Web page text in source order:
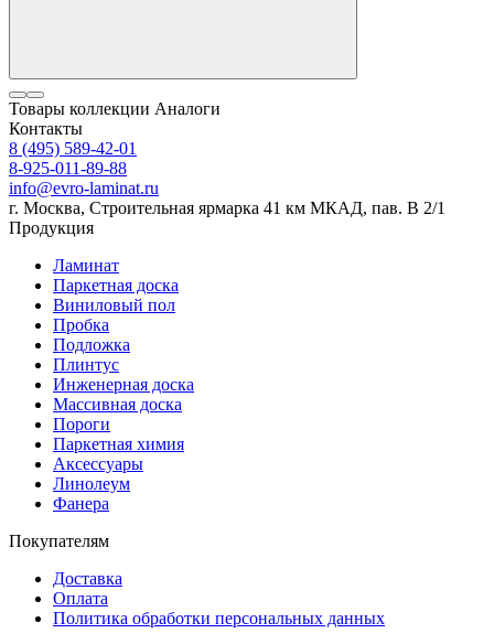
Товары коллекции Аналоги
Контакты
8 (495) 589-42-01
8-925-011-89-88
info@evro-laminat.ru
г. Москва, Строительная ярмарка 41 км МКАД, пав. В 2/1
Продукция
Ламинат
Паркетная доска
Виниловый пол
Пробка
Подложка
Плинтус
Инженерная доска
Массивная доска
Пороги
Паркетная химия
Аксессуары
Линолеум
Фанера
Покупателям
Доставка
Оплата
Политика обработки персональных данных